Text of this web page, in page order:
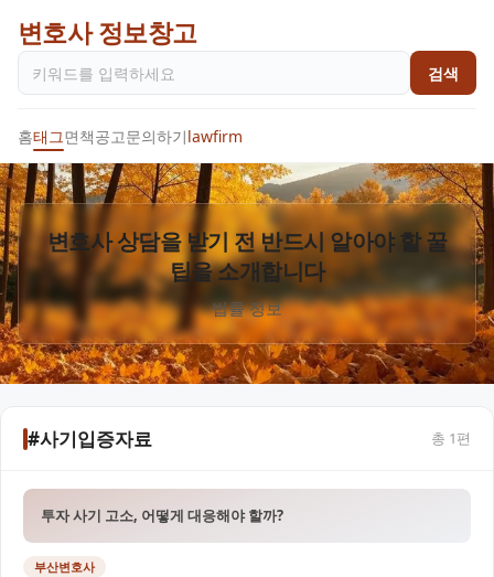
변호사 정보창고
검색
홈태그면책공고문의하기lawfirm
변호사 상담을 받기 전 반드시 알아야 할 꿀
팁을 소개합니다
법률 정보
#사기입증자료 총 1편
투자 사기 고소, 어떻게 대응해야 할까?
부산변호사